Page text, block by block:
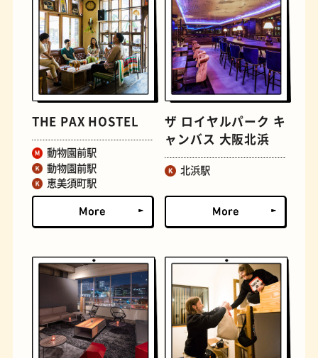
ジューススタンド たまごサンド
THE PAX HOSTEL
動物園前駅
動物園前駅
恵美須町駅
ザ ロイヤルパーク キ
ャンバス 大阪北浜
北浜駅